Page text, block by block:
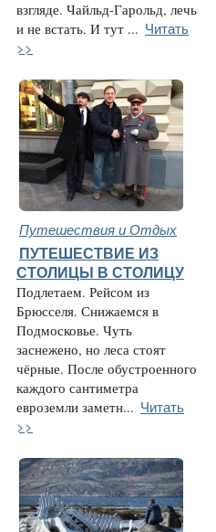
взгляде. Чайльд-Гарольд, лечь
и не встать. И тут ... Читать
>>
Путешествия и Отдых
ПУТЕШЕСТВИЕ ИЗ
СТОЛИЦЫ В СТОЛИЦУ
Подлетаем. Рейсом из
Брюсселя. Снижаемся в
Подмосковье. Чуть
заснежено, но леса стоят
чёрные. После обустроенного
каждого сантиметра
евроземли заметн... Читать
>>